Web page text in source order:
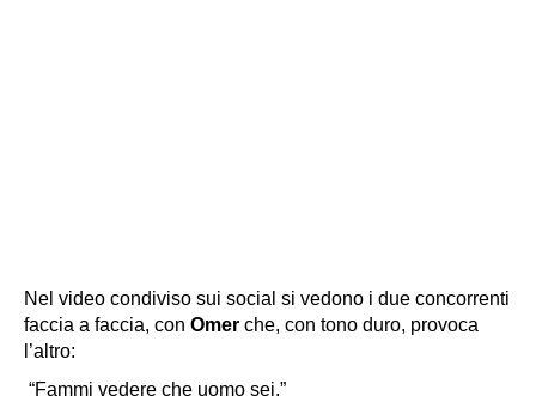
Nel video condiviso sui social si vedono i due concorrenti
faccia a faccia, con Omer che, con tono duro, provoca
l’altro:
“Fammi vedere che uomo sei.”